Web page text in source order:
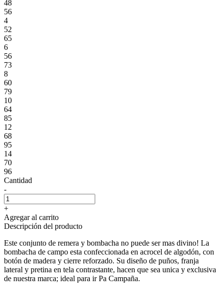
48
56
4
52
65
6
56
73
8
60
79
10
64
85
12
68
95
14
70
96
Cantidad
-
+
Agregar al carrito
Descripción del producto
Este conjunto de remera y bombacha no puede ser mas divino! La
bombacha de campo esta confeccionada en acrocel de algodón, con
botón de madera y cierre reforzado. Su diseño de puños, franja
lateral y pretina en tela contrastante, hacen que sea unica y exclusiva
de nuestra marca; ideal para ir Pa Campaña.